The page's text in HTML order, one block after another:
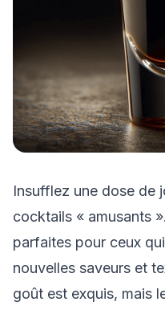
Insufflez une dose de
cocktails « amusants
parfaites pour ceux
nouvelles saveurs et
goût est exquis, mais